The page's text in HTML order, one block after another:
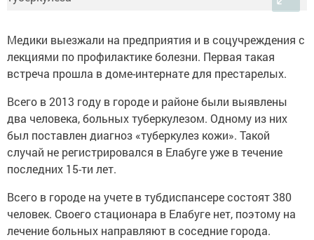
Медики выезжали на предприятия и в соцучреждения с
лекциями по профилактике болезни. Первая такая
встреча прошла в доме-интернате для престарелых.
Всего в 2013 году в городе и районе были выявлены
два человека, больных туберкулезом. Одному из них
был поставлен диагноз «туберкулез кожи». Такой
случай не регистрировался в Елабуге уже в течение
последних 15-ти лет.
Всего в городе на учете в тубдиспансере состоят 380
человек. Своего стационара в Елабуге нет, поэтому на
лечение больных направляют в соседние города.